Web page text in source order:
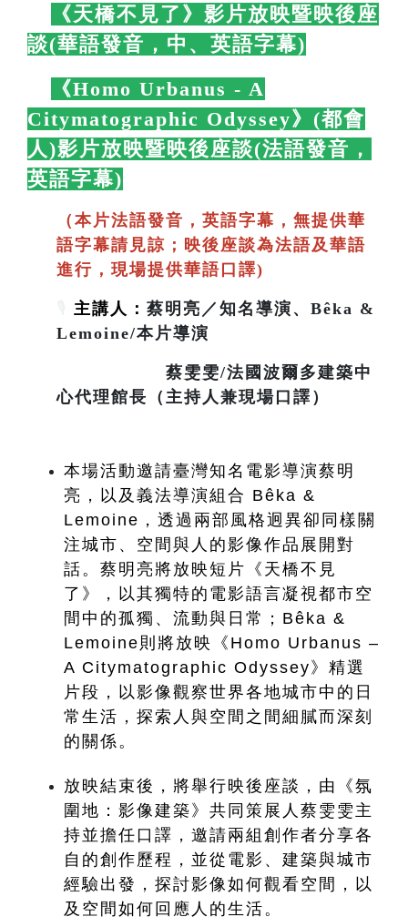
《天橋不見了》影片放映暨映後座
談(華語發音，中、英語字幕)
《Homo Urbanus - A
Citymatographic Odyssey》(都會
人)影片放映暨映後座談(法語發音，
英語字幕)
（本片法語發音，英語字幕，無提供華
語字幕請見諒；映後座談為法語及華語
進行，現場提供華語口譯)
主講人： 蔡明亮／知名導演、Bêka &
Lemoine/本片導演
蔡雯雯/法國波爾多建築中
心代理館長（主持人兼現場口譯）
本場活動邀請臺灣知名電影導演蔡明
亮，以及義法導演組合 Bêka &
Lemoine，透過兩部風格迥異卻同樣關
注城市、空間與人的影像作品展開對
話。蔡明亮將放映短片《天橋不見
了》，以其獨特的電影語言凝視都市空
間中的孤獨、流動與日常；Bêka &
Lemoine則將放映《Homo Urbanus –
A Citymatographic Odyssey》精選
片段，以影像觀察世界各地城市中的日
常生活，探索人與空間之間細膩而深刻
的關係。
放映結束後，將舉行映後座談，由《氛
圍地：影像建築》共同策展人蔡雯雯主
持並擔任口譯，邀請兩組創作者分享各
自的創作歷程，並從電影、建築與城市
經驗出發，探討影像如何觀看空間，以
及空間如何回應人的生活。